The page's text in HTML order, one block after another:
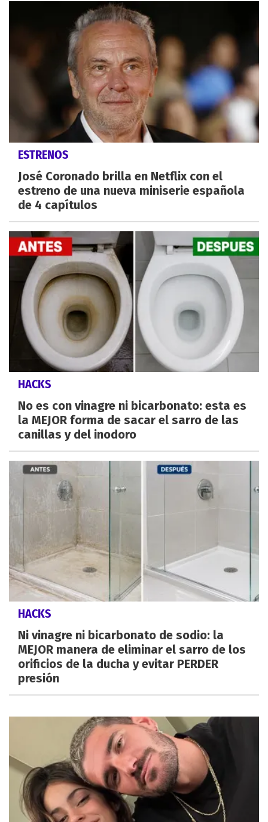
ESTRENOS
José Coronado brilla en Netflix con el
estreno de una nueva miniserie española
de 4 capítulos
HACKS
No es con vinagre ni bicarbonato: esta es
la MEJOR forma de sacar el sarro de las
canillas y del inodoro
HACKS
Ni vinagre ni bicarbonato de sodio: la
MEJOR manera de eliminar el sarro de los
orificios de la ducha y evitar PERDER
presión